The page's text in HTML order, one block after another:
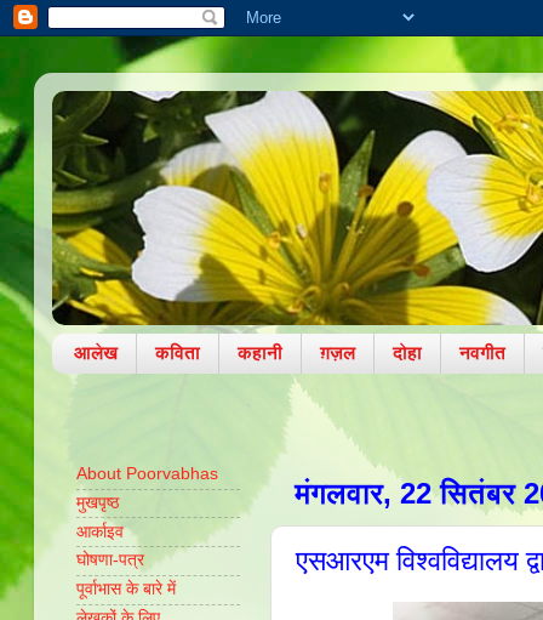
आलेख कविता कहानी ग़ज़ल दोहा नवगीत
मंगलवार, 22 सितंबर
एसआरएम विश्वविद्यालय
About Poorvabhas
मुखपृष्ठ
आर्काइव
घोषणा-पत्र
पूर्वाभास के बारे में